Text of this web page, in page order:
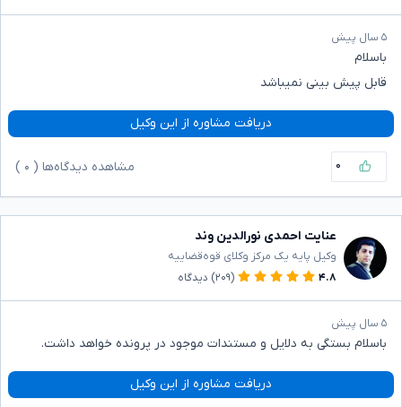
۵ سال پیش
باسلام
قابل پیش بینی نمیباشد
دریافت مشاوره از این وکیل
۰ مشاهده دیدگاه‌ها ( ۰
عنایت احمدی نورالدین وند
وکیل پایه یک مرکز وکلای قوه‌قضاییه
۴.۸
(۲۰۹) دیدگاه
۵ سال پیش
باسلام بستگی به دلایل و مستندات موجود در پرونده خواهد داشت.
دریافت مشاوره از این وکیل